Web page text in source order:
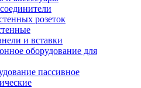
розеток
и вставки
оборудование для
пассивное